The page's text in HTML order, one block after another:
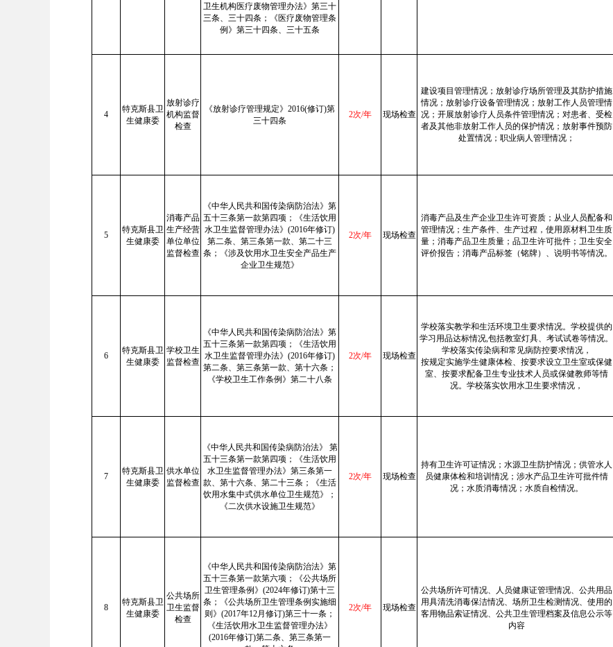
卫生机构医疗废物管理办法》第三十
三条、三十四条；《医疗废物管理条
例》第三十四条、三十五条
4
特克斯县卫
生健康委
放射诊疗
机构监督
检查
《放射诊疗管理规定》2016(修订)第
三十四条
2次/年 现场检查
建设项目管理情况；放射诊疗场所管理及其防护措施
情况；放射诊疗设备管理情况；放射工作人员管理情
况；开展放射诊疗人员条件管理情况；对患者、受检
者及其他非放射工作人员的保护情况；放射事件预防
处置情况；职业病人管理情况；
5
特克斯县卫
生健康委
消毒产品
生产经营
单位单位
监督检查
《中华人民共和国传染病防治法》第
五十三条第一款第四项；《生活饮用
水卫生监督管理办法》(2016年修订)
第二条、第三条第一款、第二十三
条；《涉及饮用水卫生安全产品生产
企业卫生规范》
2次/年 现场检查
消毒产品及生产企业卫生许可资质；从业人员配备和
管理情况；生产条件、生产过程，使用原材料卫生质
量；消毒产品卫生质量；品卫生许可批件；卫生安全
评价报告；消毒产品标签（铭牌）、说明书等情况。
6
特克斯县卫
生健康委
学校卫生
监督检查
《中华人民共和国传染病防治法》第
五十三条第一款第四项；《生活饮用
水卫生监督管理办法》(2016年修订)
第二条、第三条第一款、第十六条；
《学校卫生工作条例》第二十八条
2次/年 现场检查
学校落实教学和生活环境卫生要求情况。学校提供的
学习用品达标情况,包括教室灯具、考试试卷等情况。
学校落实传染病和常见病防控要求情况，
按规定实施学生健康体检、按要求设立卫生室或保健
室、按要求配备卫生专业技术人员或保健教师等情
况。学校落实饮用水卫生要求情况，
7
特克斯县卫
生健康委
供水单位
监督检查
《中华人民共和国传染病防治法》 第
五十三条第一款第四项；《生活饮用
水卫生监督管理办法》第三条第一
款、第十六条、第二十三条；《生活
饮用水集中式供水单位卫生规范》；
《二次供水设施卫生规范》
2次/年 现场检查
持有卫生许可证情况；水源卫生防护情况；供管水人
员健康体检和培训情况；涉水产品卫生许可批件情
况；水质消毒情况；水质自检情况。
8
特克斯县卫
生健康委
公共场所
卫生监督
检查
《中华人民共和国传染病防治法》第
五十三条第一款第六项；《公共场所
卫生管理条例》(2024年修订)第十三
条；《公共场所卫生管理条例实施细
则》(2017年12月修订)第三十一条；
《生活饮用水卫生监督管理办法》
(2016年修订)第二条、第三条第一
2次/年 现场检查
公共场所许可情况、人员健康证管理情况、公共用品
用具清洗消毒保洁情况、场所卫生检测情况、使用的
客用物品索证情况、公共卫生管理档案及信息公示等
内容